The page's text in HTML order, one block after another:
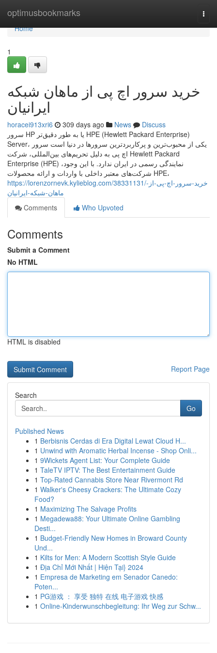
optimusbookmarks
Home
Home
1
خرید سرور اچ پی از ماهان شبکه
ایرانیان
horacei913xri6 309 days ago News
Discuss
سرور HP یا به طور دقیق‌تر HPE (Hewlett Packard Enterprise)
Server، یکی از محبوب‌ترین و پرکاربردترین سرورها در دنیا است سرور
اچ پی به دلیل تحریم‌های بین‌المللی، شرکت Hewlett Packard
Enterprise (HPE) نمایندگی رسمی در ایران ندارد. با این وجود،
شرکت‌های معتبر داخلی با واردات و ارائه محصولات HPE،
https://lorenzornevk.kylieblog.com/38331131/خرید-سرور-اچ-پی-از-
ماهان-شبکه-ایرانیان
Comments
Who Upvoted
Comments
Submit a Comment
No HTML
HTML is disabled
Report Page
Search
Go
Published News
1 Berbisnis Cerdas di Era Digital Lewat Cloud H...
1 Unwind with Aromatic Herbal Incense - Shop Onli...
1 9Wickets Agent List: Your Complete Guide
1 TaleTV IPTV: The Best Entertainment Guide
1 Top-Rated Cannabis Store Near Rivermont Rd
1 Walker's Cheesy Crackers: The Ultimate Cozy
Food?
1 Maximizing The Salvage Profits
1 Megadewa88: Your Ultimate Online Gambling
Desti...
1 Budget-Friendly New Homes in Broward County
Und...
1 Kilts for Men: A Modern Scottish Style Guide
1 Địa Chỉ Mới Nhất | Hiện Tại} 2024
1 Empresa de Marketing em Senador Canedo:
Poten...
1 PG游戏 ： 享受 独特 在线 电子游戏 快感
1 Online-Kinderwunschbegleitung: Ihr Weg zur Schw...